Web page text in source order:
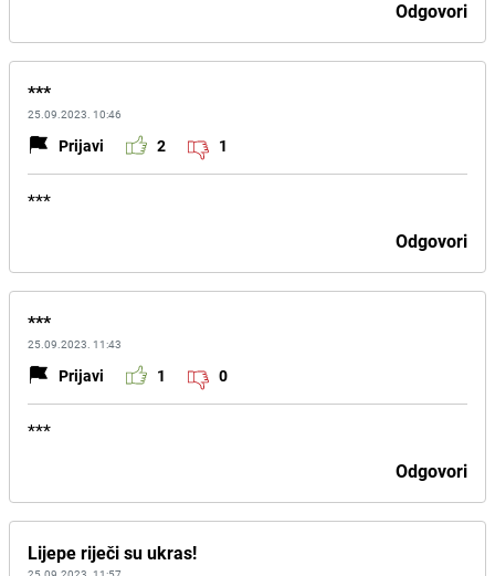
Odgovori
***
25.09.2023. 10:46
Prijavi 2 1
***
Odgovori
***
25.09.2023. 11:43
Prijavi 1 0
***
Odgovori
Lijepe riječi su ukras!